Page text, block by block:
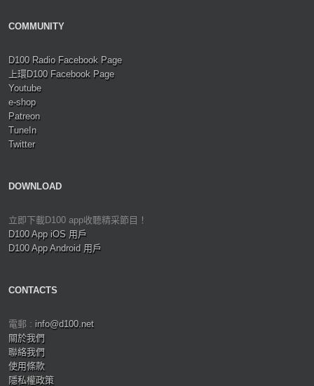
COMMUNITY
D100 Radio Facebook Page
上環D100 Facebook Page
Youtube
e-shop
Patreon
TuneIn
Twitter
DOWNLOAD
立即下載D100 app收聽精采節目！
D100 App iOS 用戶
D100 App Android 用戶
CONTACTS
電郵 : info@d100.net
關於我們
聯絡我們
使用條款
隱私權政策